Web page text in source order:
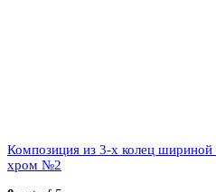
Композиция из 3-х колец шириной
хром №2